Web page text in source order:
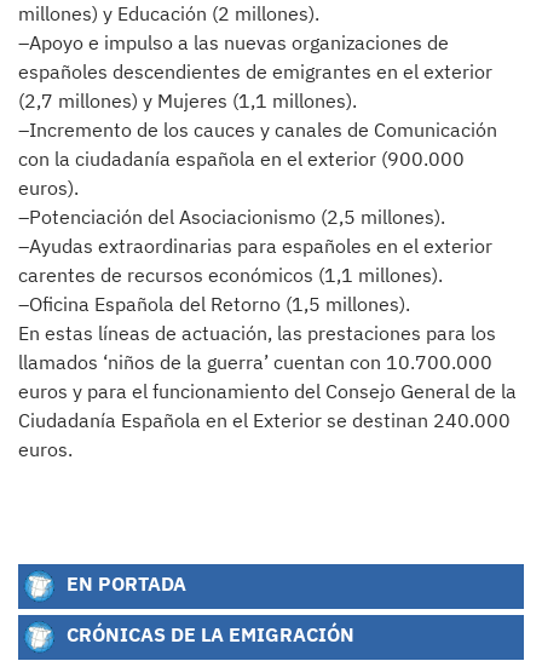
millones) y Educación (2 millones).
–Apoyo e impulso a las nuevas organizaciones de
españoles descendientes de emigrantes en el exterior
(2,7 millones) y Mujeres (1,1 millones).
–Incremento de los cauces y canales de Comunicación
con la ciudadanía española en el exterior (900.000
euros).
–Potenciación del Asociacionismo (2,5 millones).
–Ayudas extraordinarias para españoles en el exterior
carentes de recursos económicos (1,1 millones).
–Oficina Española del Retorno (1,5 millones).
En estas líneas de actuación, las prestaciones para los
llamados ‘niños de la guerra’ cuentan con 10.700.000
euros y para el funcionamiento del Consejo General de la
Ciudadanía Española en el Exterior se destinan 240.000
euros.
EN PORTADA
CRÓNICAS DE LA EMIGRACIÓN